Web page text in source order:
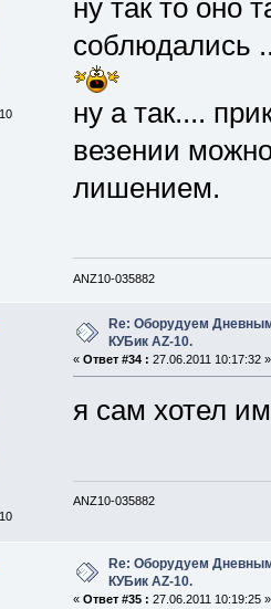
ну так то оно
соблюдались
ну а так....
везении
лишением.
ANZ10-035882
Re: Оборудуем
КУБик AZ-10.
« Ответ #34 : 27.06.2011 10:17:32 »
я сам хотел
ANZ10-035882
Re: Оборудуем
КУБик AZ-10.
« Ответ #35 : 27.06.2011 10:19:25 »